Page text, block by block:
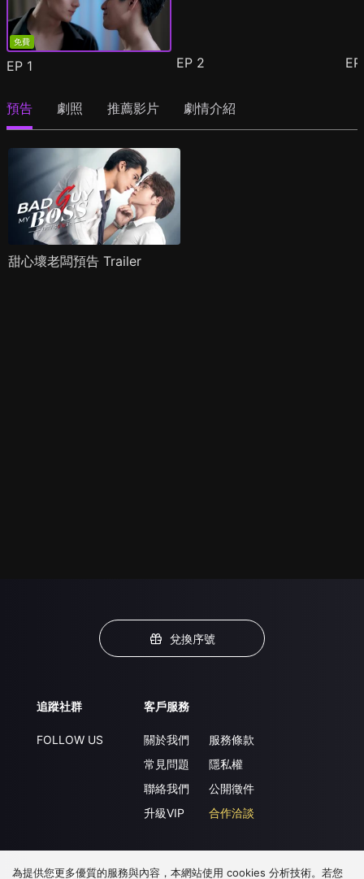
免費
EP 1 EP 2
預告 劇照 推薦影片 劇情介紹
甜心壞老闆預告 Trailer
兌換序號
追蹤社群
FOLLOW US
客戶服務
關於我們
常見問題
聯絡我們
升級VIP
服務條款
隱私權
公開徵件
合作洽談
下載 APP
為提供您更多優質的服務與內容，本網站使用 cookies 分析技術。若您